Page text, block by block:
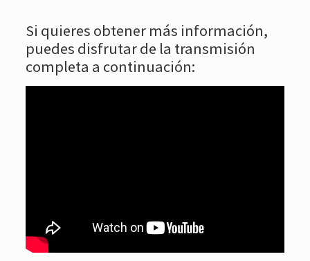
Si quieres obtener más información,
puedes disfrutar de la transmisión
completa a continuación: